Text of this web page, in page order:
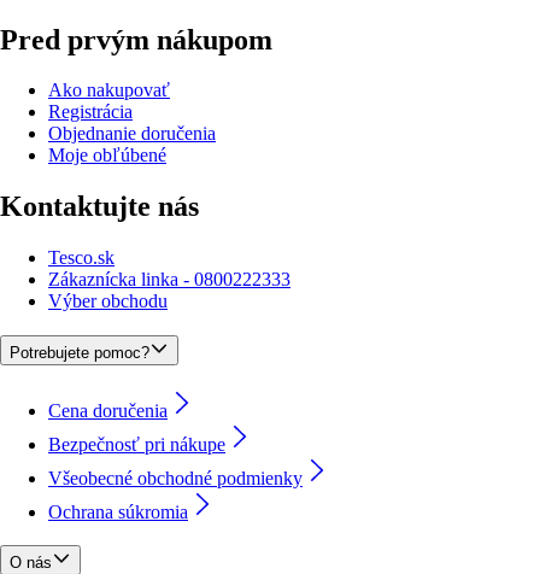
Pred prvým nákupom
Ako nakupovať
Registrácia
Objednanie doručenia
Moje obľúbené
Kontaktujte nás
Tesco.sk
Zákaznícka linka - 0800222333
Výber obchodu
Potrebujete pomoc?
Cena doručenia
Bezpečnosť pri nákupe
Všeobecné obchodné podmienky
Ochrana súkromia
O nás